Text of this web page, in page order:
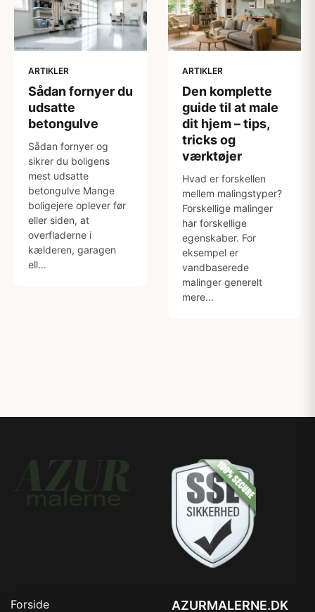
ARTIKLER
Sådan fornyer du
udsatte
betongulve
Sådan fornyer og
sikrer du boligens
mest udsatte
betongulve Mange
boligejere oplever før
eller siden, at
overfladerne i
kælderen, garagen
ell...
ARTIKLER
Den komplette
guide til at male
dit hjem – tips,
tricks og
værktøjer
Hvad er forskellen
mellem malingstyper?
Forskellige malinger
har forskellige
egenskaber. For
eksempel er
vandbaserede
malinger generelt
mere...
Forside AZURMALERNE.DK